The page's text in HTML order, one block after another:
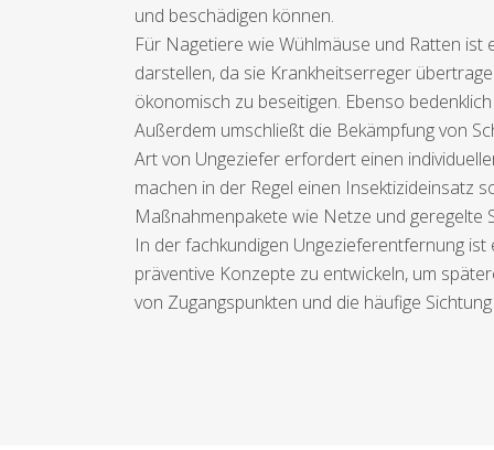
und beschädigen können.
Für Nagetiere wie Wühlmäuse und Ratten
darstellen, da sie Krankheitserreger
ökonomisch zu beseitigen. Ebenso
Außerdem umschließt die Bekämpfung von
Art von Ungeziefer erfordert einen
machen in der Regel einen Insektizideinsatz
Maßnahmenpakete wie Netze und geregelte
In der fachkundigen Ungezieferentfernung
präventive Konzepte zu entwickeln, um
von Zugangspunkten und die häufige